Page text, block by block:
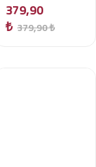
379,90
₺ 379,90 ₺